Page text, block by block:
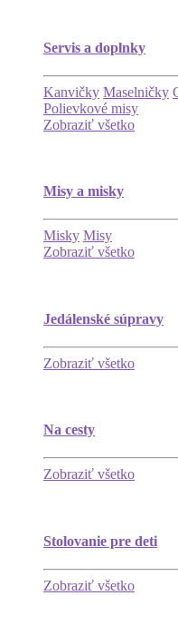
Servis a doplnky
Kanvičky Maselničky
Polievkové misy
Zobraziť všetko
Misy a misky
Misky Misy
Zobraziť všetko
Jedálenské súpravy
Zobraziť všetko
Na cesty
Zobraziť všetko
Stolovanie pre deti
Zobraziť všetko